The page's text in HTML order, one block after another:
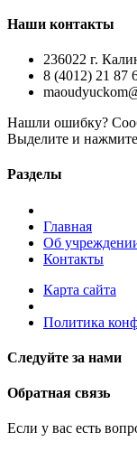
Наши контакты
236022 г.
8 (4012) 21 87
Нашли ошибку?
Выделите и
Разделы
Главная
Об
Контакты
Карта сайта
Политика
Следуйте за нами
Обратная связь
Если у вас есть